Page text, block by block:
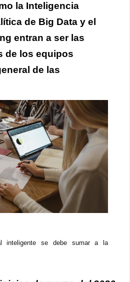
la Inteligencia
de Big Data y el
entran a ser las
de los equipos
de las
inteligente se debe sumar a la